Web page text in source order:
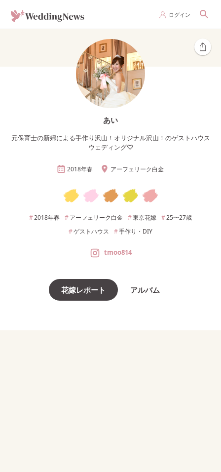
ログイン
あい
元保育士の新婦による手作り沢山！オリジナル沢山！のゲストハウス
ウェディング♡
2018年春 アーフェリーク白金
2018年春 アーフェリーク白金 東京花嫁 25〜27歳
ゲストハウス
手作り・DIY
tmoo814
花嫁レポート アルバム